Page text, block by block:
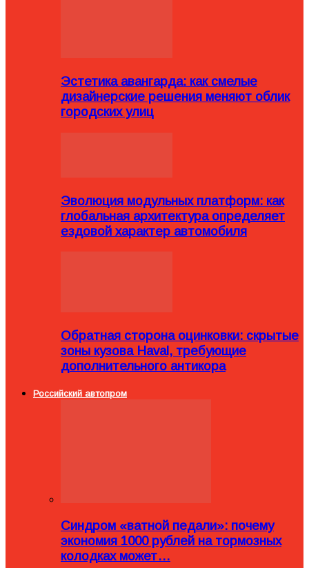
Эстетика авангарда: как смелые
дизайнерские решения меняют облик
городских улиц
Эволюция модульных платформ: как
глобальная архитектура определяет
ездовой характер автомобиля
Обратная сторона оцинковки: скрытые
зоны кузова Haval, требующие
дополнительного антикора
Российский автопром
Синдром «ватной педали»: почему
экономия 1000 рублей на тормозных
колодках может…